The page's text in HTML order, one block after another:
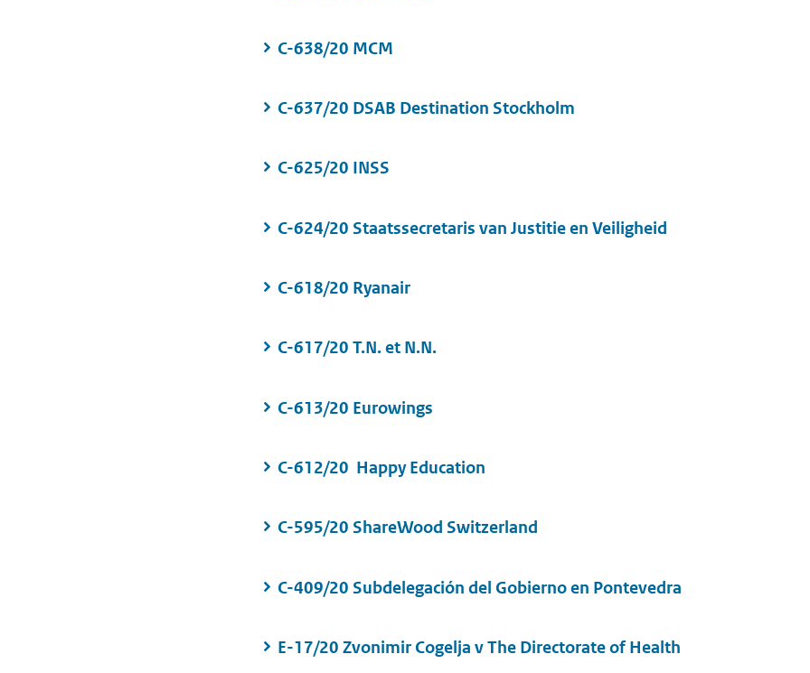
C-638/20 MCM
C-637/20 DSAB Destination Stockholm
C-625/20 INSS
C-624/20 Staatssecretaris van Justitie en Veiligheid
C-618/20 Ryanair
C-617/20 T.N. et N.N.
C-613/20 Eurowings
C-612/20 Happy Education
C-595/20 ShareWood Switzerland
C-409/20 Subdelegación del Gobierno en Pontevedra
E-17/20 Zvonimir Cogelja v The Directorate of Health